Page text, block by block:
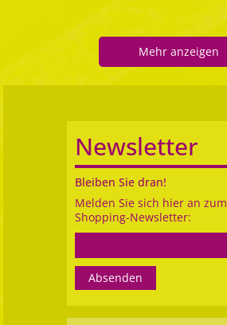
Mehr anzeigen
Newsletter
Bleiben Sie dran!
Melden Sie sich hier an zum
Shopping-Newsletter: